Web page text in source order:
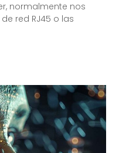
normalmente nos
red RJ45 o las